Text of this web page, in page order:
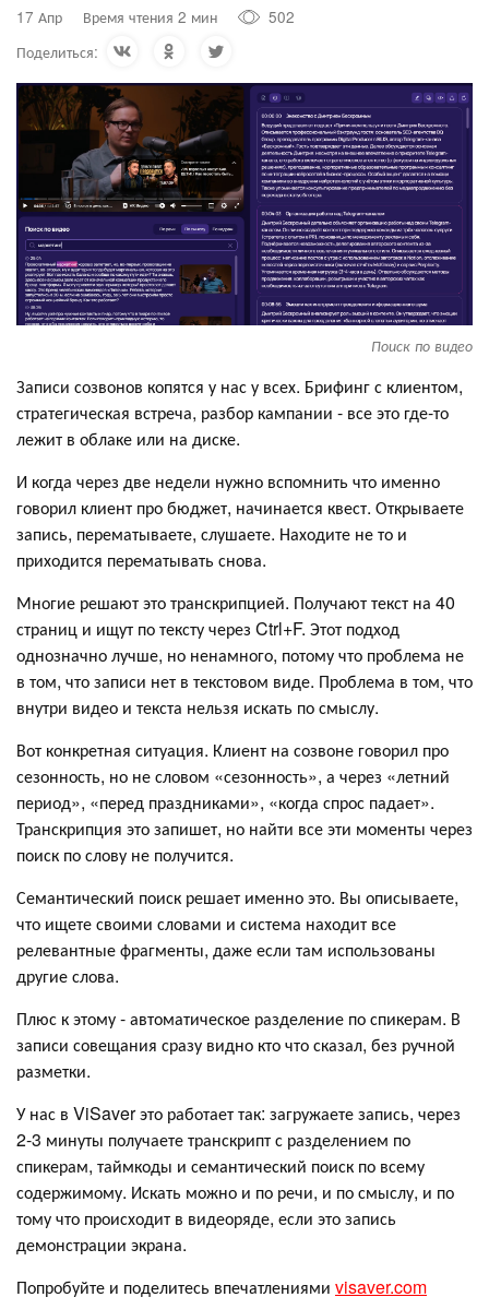
17 Апр Время чтения 2 мин
502
Поделиться:
Поиск по видео
Записи созвонов копятся у нас у всех. Брифинг с клиентом,
стратегическая встреча, разбор кампании - все это где-то
лежит в облаке или на диске.
И когда через две недели нужно вспомнить что именно
говорил клиент про бюджет, начинается квест. Открываете
запись, перематываете, слушаете. Находите не то и
приходится перематывать снова.
Многие решают это транскрипцией. Получают текст на 40
страниц и ищут по тексту через Ctrl+F. Этот подход
однозначно лучше, но ненамного, потому что проблема не
в том, что записи нет в текстовом виде. Проблема в том, что
внутри видео и текста нельзя искать по смыслу.
Вот конкретная ситуация. Клиент на созвоне говорил про
сезонность, но не словом «сезонность», а через «летний
период», «перед праздниками», «когда спрос падает».
Транскрипция это запишет, но найти все эти моменты через
поиск по слову не получится.
Семантический поиск решает именно это. Вы описываете,
что ищете своими словами и система находит все
релевантные фрагменты, даже если там использованы
другие слова.
Плюс к этому - автоматическое разделение по спикерам. В
записи совещания сразу видно кто что сказал, без ручной
разметки.
У нас в ViSaver это работает так: загружаете запись, через
2-3 минуты получаете транскрипт с разделением по
спикерам, таймкоды и семантический поиск по всему
содержимому. Искать можно и по речи, и по смыслу, и по
тому что происходит в видеоряде, если это запись
демонстрации экрана.
Попробуйте и поделитесь впечатлениями visaver.com